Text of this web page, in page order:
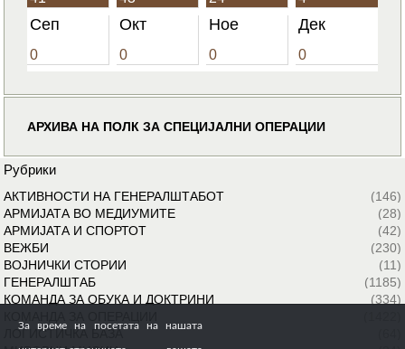
Сеп
0
Окт
0
Ное
0
Дек
0
АРХИВА НА ПОЛК ЗА СПЕЦИЈАЛНИ ОПЕРАЦИИ
Рубрики
АКТИВНОСТИ НА ГЕНЕРАЛШТАБОТ
(146)
АРМИЈАТА ВО МЕДИУМИТЕ
(28)
АРМИЈАТА И СПОРТОТ
(42)
ВЕЖБИ
(230)
ВОЈНИЧКИ СТОРИИ
(11)
ГЕНЕРАЛШТАБ
(1185)
КОМАНДА ЗА ОБУКА И ДОКТРИНИ
(334)
ЛОГИСТИЧКА БАЗА
За време на посетата на нашата